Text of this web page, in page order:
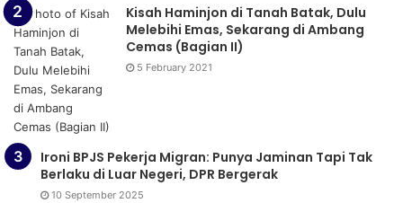
Kisah Haminjon di Tanah Batak, Dulu
Melebihi Emas, Sekarang di Ambang
Cemas (Bagian II)
5 February 2021
Ironi BPJS Pekerja Migran: Punya Jaminan Tapi Tak
Berlaku di Luar Negeri, DPR Bergerak
10 September 2025